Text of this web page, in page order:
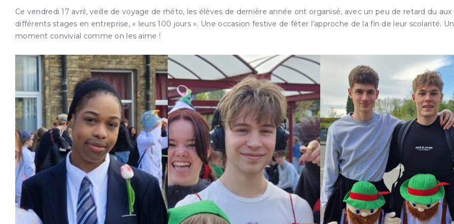
Ce vendredi 17 avril, veille de voyage de rhéto, les élèves de dernière année ont organisé, avec un peu de retard du aux
différents stages en entreprise, « leurs 100 jours ». Une occasion festive de fêter l’approche de la fin de leur scolarité. Un
moment convivial comme on les aime !